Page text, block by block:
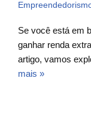
Se você está em
ganhar renda
artigo, vamos
mais »